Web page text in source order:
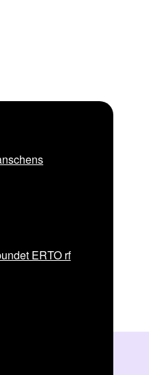
ERTO rf